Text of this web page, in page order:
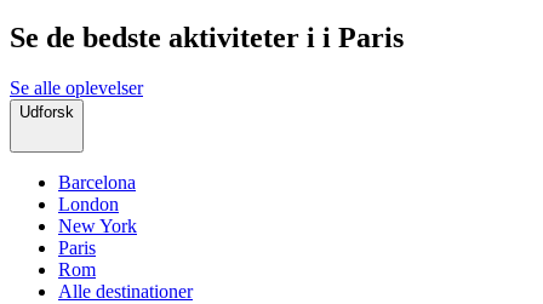
Se de bedste aktiviteter i i Paris
Se alle oplevelser
Udforsk
Barcelona
London
New York
Paris
Rom
Alle destinationer